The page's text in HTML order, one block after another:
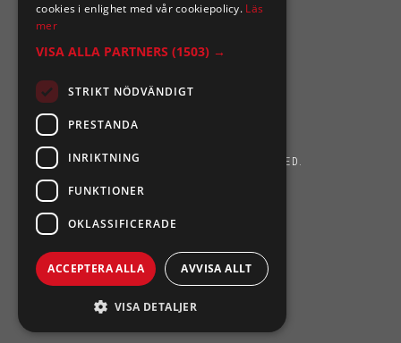
SIXTEN NILSSONS 2026. ALL RIGHTS RESERVED.
POWERED BY EMPORI CMS
cookies i enlighet med vår cookiepolicy. Läs
mer
VISA ALLA PARTNERS (1503) →
STRIKT NÖDVÄNDIGT
PRESTANDA
INRIKTNING
FUNKTIONER
OKLASSIFICERADE
ACCEPTERA ALLA AVVISA ALLT
VISA DETALJER